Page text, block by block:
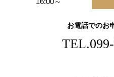
お電話でのお
TEL.